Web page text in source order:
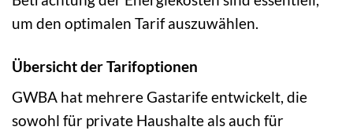
um den optimalen Tarif auszuwählen.
Übersicht der Tarifoptionen
GWBA hat mehrere Gastarife entwickelt, die
sowohl für private Haushalte als auch für